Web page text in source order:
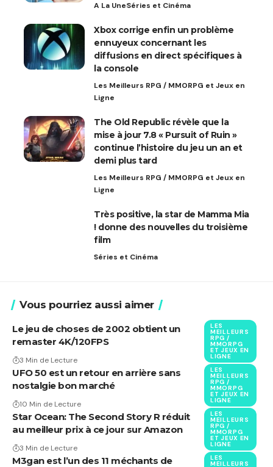
A La UneSéries et Cinéma
Xbox corrige enfin un problème
ennuyeux concernant les
diffusions en direct spécifiques à
la console
Les Meilleurs RPG / MMORPG et Jeux en
Ligne
The Old Republic révèle que la
mise à jour 7.8 « Pursuit of Ruin »
continue l’histoire du jeu un an et
demi plus tard
Les Meilleurs RPG / MMORPG et Jeux en
Ligne
Très positive, la star de Mamma Mia
! donne des nouvelles du troisième
film
Séries et Cinéma
Vous pourriez aussi aimer
LES
MEILLEURS
RPG /
MMORPG
ET JEUX EN
LIGNE
Le jeu de choses de 2002 obtient un
remaster 4K/120FPS
3 Min de Lecture
LES
MEILLEURS
RPG /
MMORPG
ET JEUX EN
LIGNE
UFO 50 est un retour en arrière sans
nostalgie bon marché
10 Min de Lecture
LES
MEILLEURS
RPG /
MMORPG
ET JEUX EN
LIGNE
Star Ocean: The Second Story R réduit
au meilleur prix à ce jour sur Amazon
3 Min de Lecture
LES
MEILLEURS
M3gan est l’un des 11 méchants de